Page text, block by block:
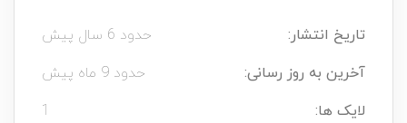
تاریخ انتشار:
حدود 6 سال پیش
آخرین به روز رسانی:
حدود 9 ماه پیش
لایک ها:
1